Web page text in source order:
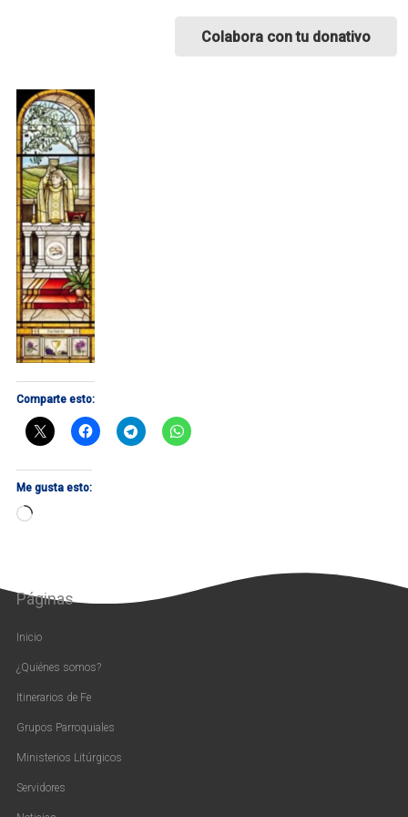
Colabora con tu donativo
Comparte esto:
Me gusta esto:
Cargando...
Páginas
Inicio
¿Quiénes somos?
Itinerarios de Fe
Grupos Parroquiales
Ministerios Litúrgicos
Servidores